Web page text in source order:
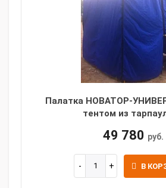
Палатка НОВАТОР-
тентом из
49 780 руб.
В